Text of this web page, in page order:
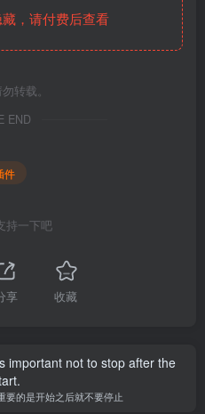
，请付费后查看
转载。
END
件
持一下吧
享 收藏
important not to stop after the
要的是开始之后就不要停止